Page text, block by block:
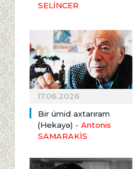
SELİNCER
17.06.2026
Bir ümid axtarıram
(Hekayə) - Antonis
SAMARAKİS